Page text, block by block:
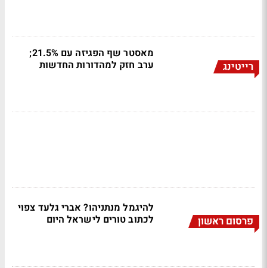
רייטינג
מאסטר שף הפגיזה עם 21.5%;
ערב חזק למהדורות החדשות
פרסום ראשון
להיגמל מנתניהו? אברי גלעד צפוי
לכתוב טורים לישראל היום